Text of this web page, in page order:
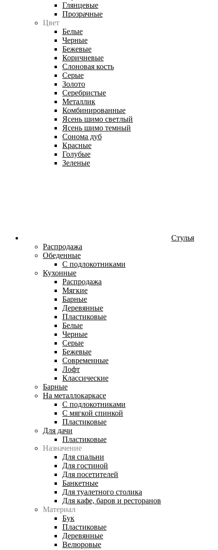
Глянцевые
Прозрачные
Цвет
Белые
Черные
Бежевые
Коричневые
Слоновая кость
Серые
Золото
Серебристые
Металлик
Комбинированные
Ясень шимо светлый
Ясень шимо темный
Сонома дуб
Красные
Голубые
Зеленые
Стулья
Распродажа
Обеденные
С подлокотниками
Кухонные
Распродажа
Мягкие
Барные
Деревянные
Пластиковые
Белые
Черные
Серые
Бежевые
Современные
Лофт
Классические
Барные
На металлокаркасе
С подлокотниками
С мягкой спинкой
Пластиковые
Для дачи
Пластиковые
Назначение
Для спальни
Для гостиной
Для посетителей
Банкетные
Для туалетного столика
Для кафе, баров и ресторанов
Материал
Бук
Пластиковые
Деревянные
Велюровые